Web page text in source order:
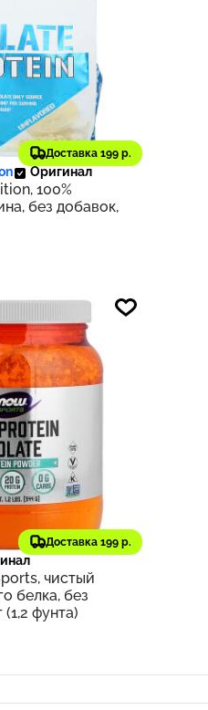
Доставка 199 р.
325
Оригинал
100%
без добавок,
Доставка 199 р.
252
чистый
белка, без
(1,2 фунта)